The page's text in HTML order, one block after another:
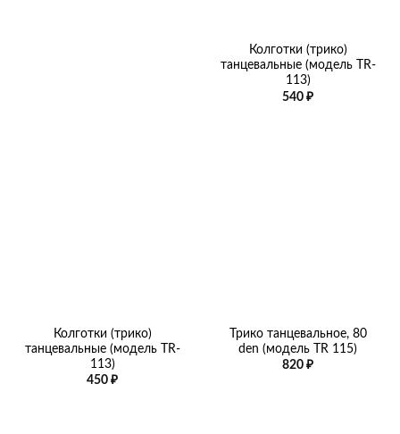
Колготки (трико)
танцевальные (модель TR-
113)
540 ₽
Колготки (трико)
танцевальные (модель TR-
113)
450 ₽
Трико танцевальное, 80
den (модель TR 115)
820 ₽